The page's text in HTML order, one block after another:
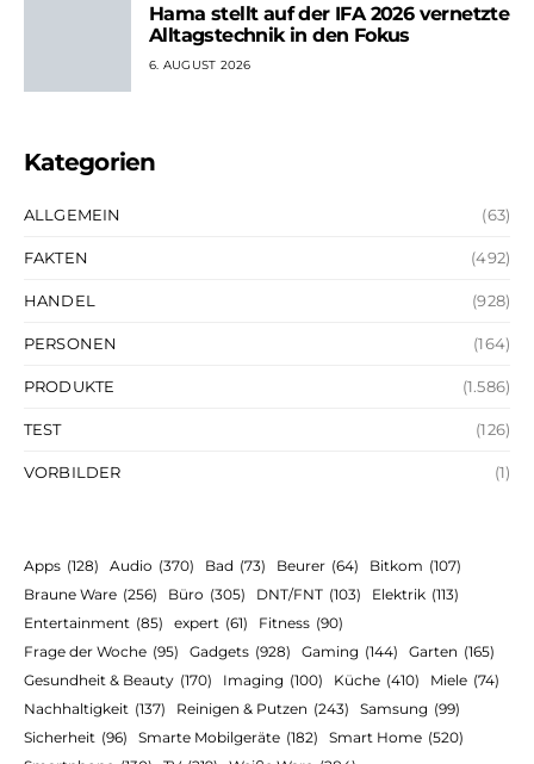
Hama stellt auf der IFA 2026 vernetzte
Alltagstechnik in den Fokus
6. AUGUST 2026
Kategorien
ALLGEMEIN (63)
FAKTEN (492)
HANDEL (928)
PERSONEN (164)
PRODUKTE (1.586)
TEST (126)
VORBILDER (1)
Apps (128) Audio (370) Bad (73) Beurer (64) Bitkom (107)
Braune Ware (256) Büro (305) DNT/FNT (103) Elektrik (113)
Entertainment (85) expert (61) Fitness (90)
Frage der Woche (95) Gadgets (928) Gaming (144) Garten (165)
Gesundheit & Beauty (170) Imaging (100) Küche (410) Miele (74)
Nachhaltigkeit (137) Reinigen & Putzen (243) Samsung (99)
Sicherheit (96) Smarte Mobilgeräte (182) Smart Home (520)